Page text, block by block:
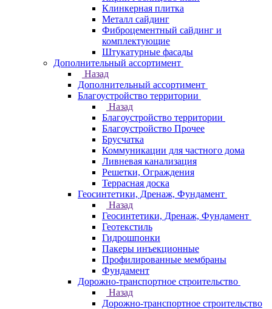
Клинкерная плитка
Металл сайдинг
Фиброцементный сайдинг и
комплектующие
Штукатурные фасады
Дополнительный ассортимент
Назад
Дополнительный ассортимент
Благоустройство территории
Назад
Благоустройство территории
Благоустройство Прочее
Брусчатка
Коммуникации для частного дома
Ливневая канализация
Решетки, Ограждения
Террасная доска
Геосинтетики, Дренаж, Фундамент
Назад
Геосинтетики, Дренаж, Фундамент
Геотекстиль
Гидрошпонки
Пакеры инъекционные
Профилированные мембраны
Фундамент
Дорожно-транспортное строительство
Назад
Дорожно-транспортное строительство